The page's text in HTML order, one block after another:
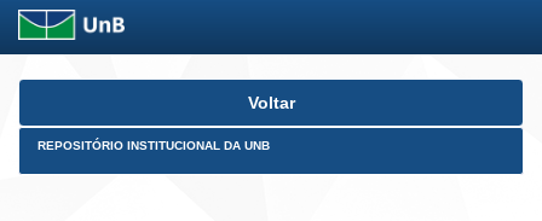
Skip
Voltar
REPOSITÓRIO INSTITUCIONAL DA UNB